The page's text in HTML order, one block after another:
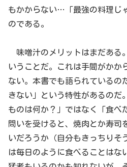
もかからない…「最強の料理じ
のである。
味噌汁のメリットはまだある
いうことだ。これは手間がかか
ない。本書でも語られているの
きない」という特性があるのだ
ものは何か？」ではなく「食べ
問いを受けると、焼肉とか寿司
いだろうか（自分もきっちりそ
は毎日のように食べることはな